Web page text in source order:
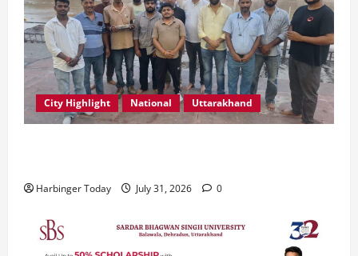
City Highlight National Uttarakhand
Harbinger Today July 31, 2026 0